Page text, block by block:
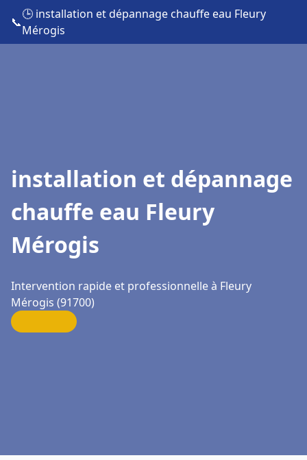
📞
🕒 installation et dépannage chauffe eau Fleury
Mérogis
installation et dépannage
chauffe eau Fleury
Mérogis
Intervention rapide et professionnelle à Fleury
Mérogis (91700)